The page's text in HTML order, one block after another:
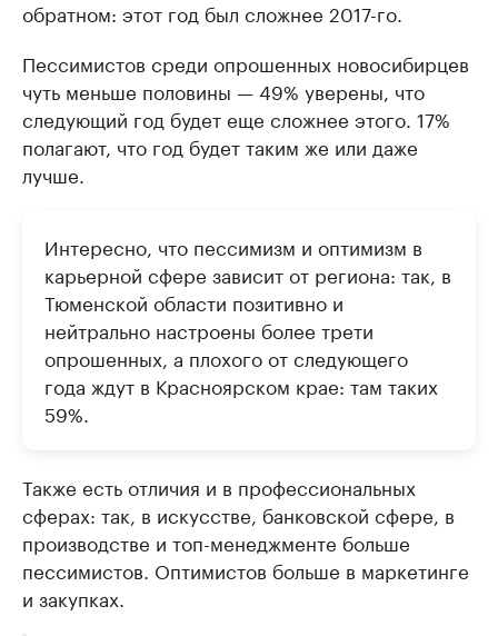
обратном: этот год был сложнее 2017-го.
Пессимистов среди опрошенных новосибирцев
чуть меньше половины — 49% уверены, что
следующий год будет еще сложнее этого. 17%
полагают, что год будет таким же или даже
лучше.
Интересно, что пессимизм и оптимизм в
карьерной сфере зависит от региона: так, в
Тюменской области позитивно и
нейтрально настроены более трети
опрошенных, а плохого от следующего
года ждут в Красноярском крае: там таких
59%.
Также есть отличия и в профессиональных
сферах: так, в искусстве, банковской сфере, в
производстве и топ-менеджменте больше
пессимистов. Оптимистов больше в маркетинге
и закупках.